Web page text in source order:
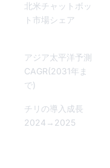
北米チャットボッ
ト市場シェア
アジア太平洋予測
CAGR(2031年ま
で)
チリの導入成長
2024→2025